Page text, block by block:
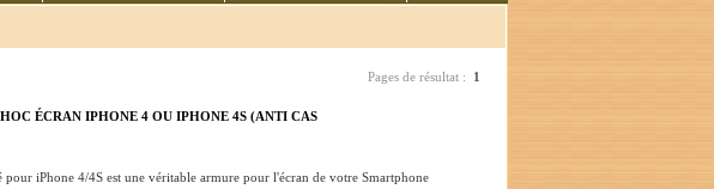
Pages de résultat : 1
ÉCRAN IPHONE 4 OU IPHONE 4S (ANTI CAS
iPhone 4/4S est une véritable armure pour l'écran de votre Smartphone